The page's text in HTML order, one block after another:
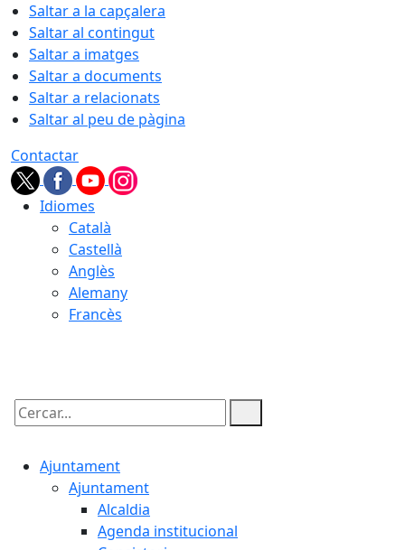
Saltar a la capçalera
Saltar al contingut
Saltar a imatges
Saltar a documents
Saltar a relacionats
Saltar al peu de pàgina
Contactar
Idiomes
Català
Castellà
Anglès
Alemany
Francès
Cercar:
Ajuntament
Ajuntament
Alcaldia
Agenda institucional